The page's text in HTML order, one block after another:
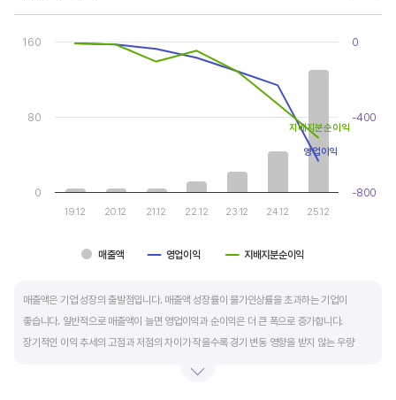
Chart
View as data table, Chart
The chart has 1 X axis displaying categories.
The chart has 2 Y axes displaying values, and values.
매출액 영업이익 지배지분순이익
19.12 20.12 21.12 22.12 23.12 24.12 25.12
0
80
160
-800
-400
0
영업이익
지배지분순이익
매출액은 기업 성장의 출발점입니다. 매출액 성장률이 물가인상률을 초과하는 기업이
좋습니다. 일반적으로 매출액이 늘면 영업이익과 순이익은 더 큰 폭으로 증가합니다.
장기적인 이익 추세의 고점과 저점의 차이가 작을수록 경기 변동 영향을 받지 않는 우량